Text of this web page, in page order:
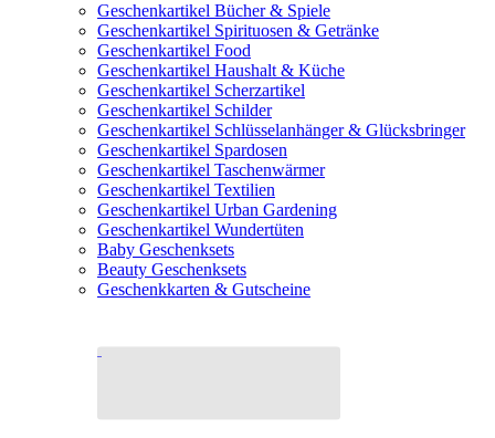
Geschenkartikel Bücher & Spiele
Geschenkartikel Spirituosen & Getränke
Geschenkartikel Food
Geschenkartikel Haushalt & Küche
Geschenkartikel Scherzartikel
Geschenkartikel Schilder
Geschenkartikel Schlüsselanhänger & Glücksbringer
Geschenkartikel Spardosen
Geschenkartikel Taschenwärmer
Geschenkartikel Textilien
Geschenkartikel Urban Gardening
Geschenkartikel Wundertüten
Baby Geschenksets
Beauty Geschenksets
Geschenkkarten & Gutscheine